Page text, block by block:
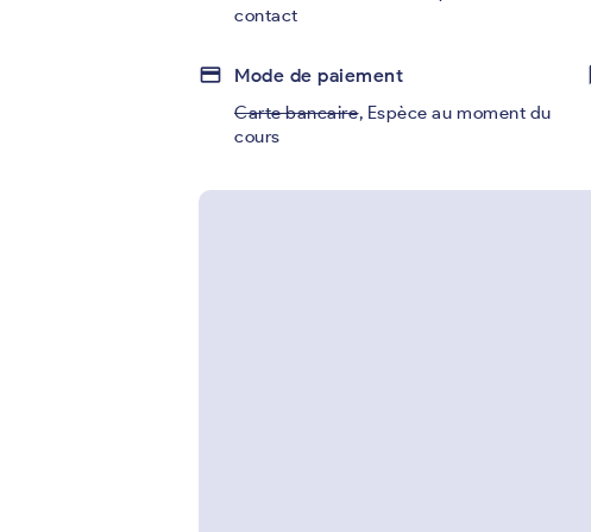
contact
credit_card Mode de paiement
Carte bancaire, Espèce au moment du
cours